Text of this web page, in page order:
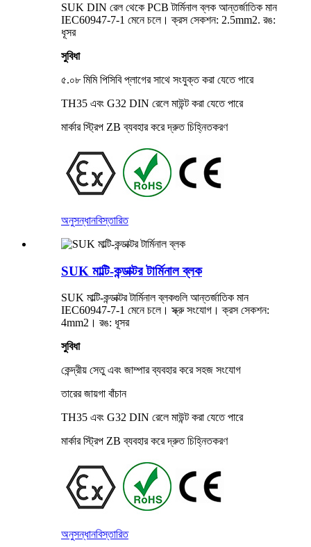
SUK DIN রেল থেকে PCB টার্মিনাল ব্লক আন্তর্জাতিক মান
IEC60947-7-1 মেনে চলে। ক্রস সেকশন: 2.5mm2. রঙ:
ধূসর
সুবিধা
৫.০৮ মিমি পিসিবি প্লাগের সাথে সংযুক্ত করা যেতে পারে
TH35 এবং G32 DIN রেলে মাউন্ট করা যেতে পারে
মার্কার স্ট্রিপ ZB ব্যবহার করে দ্রুত চিহ্নিতকরণ
অনুসন্ধানবিস্তারিত
SUK মাল্টি-কন্ডাক্টর টার্মিনাল ব্লক
SUK মাল্টি-কন্ডাক্টর টার্মিনাল ব্লকগুলি আন্তর্জাতিক মান
IEC60947-7-1 মেনে চলে। স্ক্রু সংযোগ। ক্রস সেকশন:
4mm2। রঙ: ধূসর
সুবিধা
কেন্দ্রীয় সেতু এবং জাম্পার ব্যবহার করে সহজ সংযোগ
তারের জায়গা বাঁচান
TH35 এবং G32 DIN রেলে মাউন্ট করা যেতে পারে
মার্কার স্ট্রিপ ZB ব্যবহার করে দ্রুত চিহ্নিতকরণ
অনুসন্ধানবিস্তারিত